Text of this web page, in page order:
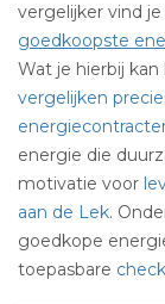
vergelijker vind
goedkoopste
Wat je hierbij
vergelijken
energie die
motivatie voor
aan de Lek.
goedkope
toepasbare